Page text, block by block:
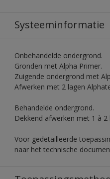
Systeeminformatie
Onbehandelde ondergrond.
Gronden met Alpha Primer.
Zuigende ondergrond met
Afwerken met 2 lagen
Behandelde ondergrond.
Dekkend afwerken met 1 à 2
Voor gedetailleerde
naar het technische